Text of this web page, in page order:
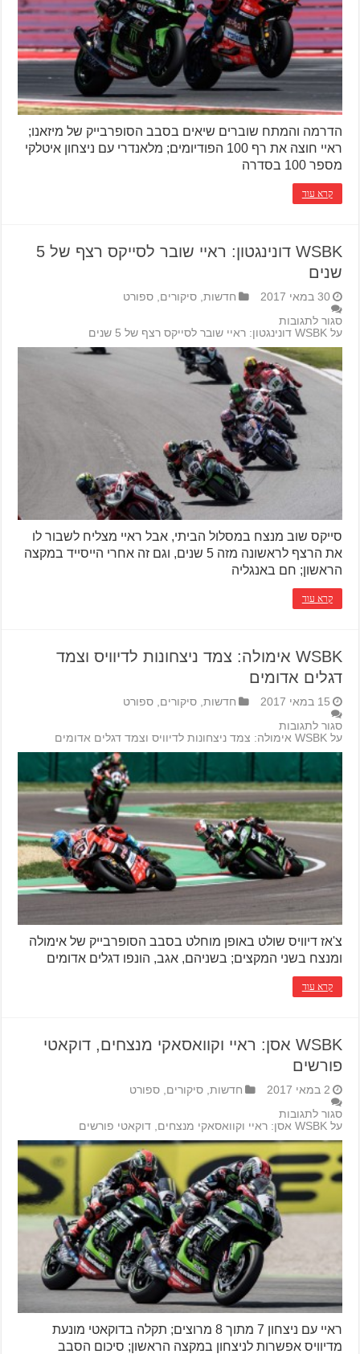
הדרמה והמתח שוברים שיאים בסבב הסופרבייק של מיזאנו;
ראיי חוצה את רף 100 הפודיומים; מלאנדרי עם ניצחון איטלקי
מספר 100 בסדרה
קרא עוד
WSBK דונינגטון: ראיי שובר לסייקס רצף של 5
שנים
30 במאי 2017 חדשות,סיקורים,ספורט
סגור לתגובות
על WSBK דונינגטון: ראיי שובר לסייקס רצף של 5 שנים
סייקס שוב מנצח במסלול הביתי, אבל ראיי מצליח לשבור לו
את הרצף לראשונה מזה 5 שנים, וגם זה אחרי הייסייד במקצה
הראשון; חם באנגליה
קרא עוד
WSBK אימולה: צמד ניצחונות לדיוויס וצמד
דגלים אדומים
15 במאי 2017 חדשות,סיקורים,ספורט
סגור לתגובות
על WSBK אימולה: צמד ניצחונות לדיוויס וצמד דגלים אדומים
צ'אז דיוויס שולט באופן מוחלט בסבב הסופרבייק של אימולה
ומנצח בשני המקצים; בשניהם, אגב, הונפו דגלים אדומים
קרא עוד
WSBK אסן: ראיי וקוואסאקי מנצחים, דוקאטי
פורשים
2 במאי 2017 חדשות ,סיקורים ,ספורט
סגור לתגובות
על WSBK אסן: ראיי וקוואסאקי מנצחים, דוקאטי פורשים
ראיי עם ניצחון 7 מתוך 8 מרוצים; תקלה בדוקאטי מונעת
מדיוויס אפשרות לניצחון במקצה הראשון; סיכום הסבב